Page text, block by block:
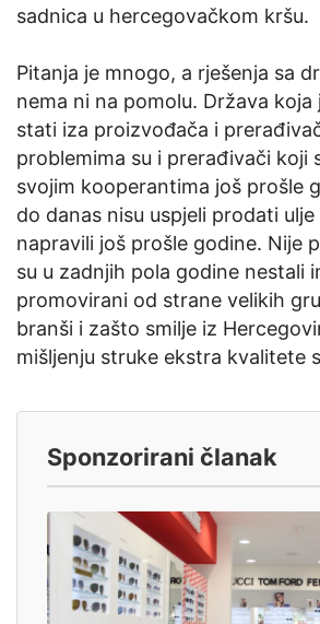
sadnica u hercegovačkom kršu.
Pitanja je mnogo, a rješenja sa
nema ni na pomolu. Država koja
stati iza proizvođača i
problemima su i prerađivači koji
svojim kooperantima još prošle
do danas nisu uspjeli prodati ulje
napravili još prošle godine. Nije
su u zadnjih pola godine nestali
promovirani od strane velikih
branši i zašto smilje iz
mišljenju struke ekstra kvalitete
Sponzorirani članak